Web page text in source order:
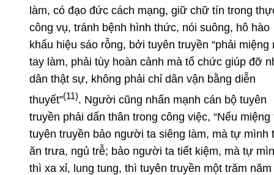
làm, có đạo đức cách mạng, giữ chữ tín trong
công vụ, tránh bệnh hình thức, nói suông, hô hào
khẩu hiệu sáo rỗng, bởi tuyên truyền “phải miệng
tay làm, phải tùy hoàn cảnh mà tổ chức giúp đỡ
dân thật sự, không phải chỉ dân vận bằng diễn
thuyết”(11). Người cũng nhấn mạnh cán bộ tuyên
truyền phải dấn thân trong công việc, “Nếu miệng
tuyên truyền bảo người ta siêng làm, mà tự mình
ăn trưa, ngủ trễ; bảo người ta tiết kiệm, mà tự
thì xa xỉ, lung tung, thì tuyên truyền một trăm năm